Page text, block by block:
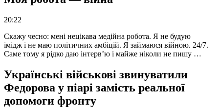
20:22
Скажу чесно: мені нецікава медійна робота. Я не будую
імідж і не маю політичних амбіцій. Я займаюся війною. 24/7.
Саме тому я рідко даю інтерв’ю і майже ніколи не пишу …
Українські військові звинуватили
Федорова у піарі замість реальної
допомоги фронту